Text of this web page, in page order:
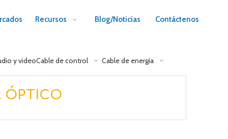
Recursos Blog/Noticias Contáctenos
y videoCable de control Cable de energía
ÓPTICO